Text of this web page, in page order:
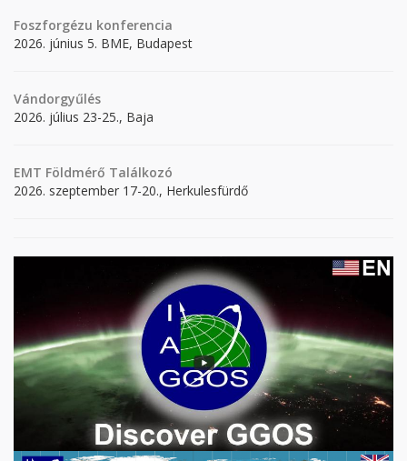
Foszforgézu konferencia
2026. június 5. BME, Budapest
Vándorgyűlés
2026. július 23-25., Baja
EMT Földmérő Találkozó
2026. szeptember 17-20., Herkulesfürdő